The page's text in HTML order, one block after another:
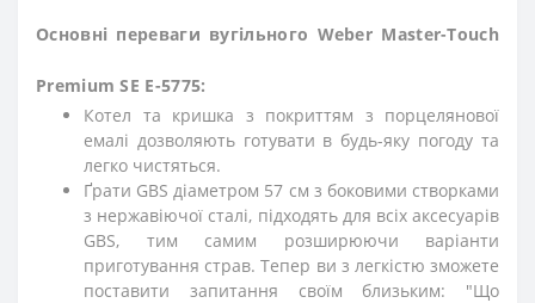
Основні переваги вугільного Weber Master-Touch
Premium SE E-5775:
Котел та кришка з покриттям з порцелянової
емалі дозволяють готувати в будь-яку погоду та
легко чистяться.
Ґрати GBS діаметром 57 см з боковими створками
з нержавіючої сталі, підходять для всіх аксесуарів
GBS, тим самим розширюючи варіанти
приготування страв. Тепер ви з легкістю зможете
поставити запитання своїм близьким: "Що